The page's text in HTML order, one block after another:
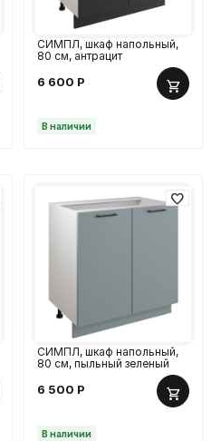
СИМПЛ, шкаф напольный,
80 см, антрацит
6 600 Р
В наличии
СИМПЛ, шкаф напольный,
80 см, пыльный зеленый
6 500 Р
В наличии